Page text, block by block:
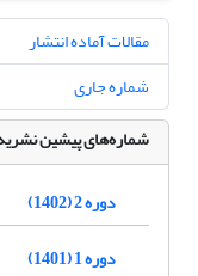
مقالات آماده انتشار
شماره جاری
شماره‌های پیشین
دوره 2 (1402)
دوره 1 (1401)